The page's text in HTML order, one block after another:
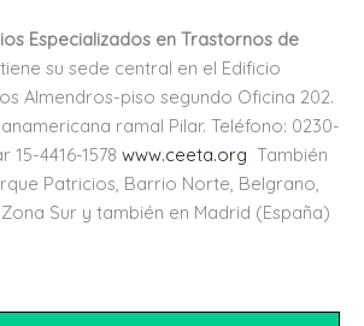
Especializados en Trastornos de
tiene su sede central en el Edificio
Almendros-piso segundo Oficina 202.
ramal Pilar. Teléfono: 0230-
15-4416-1578 www.ceeta.org También
Patricios, Barrio Norte, Belgrano,
Sur y también en Madrid (España)